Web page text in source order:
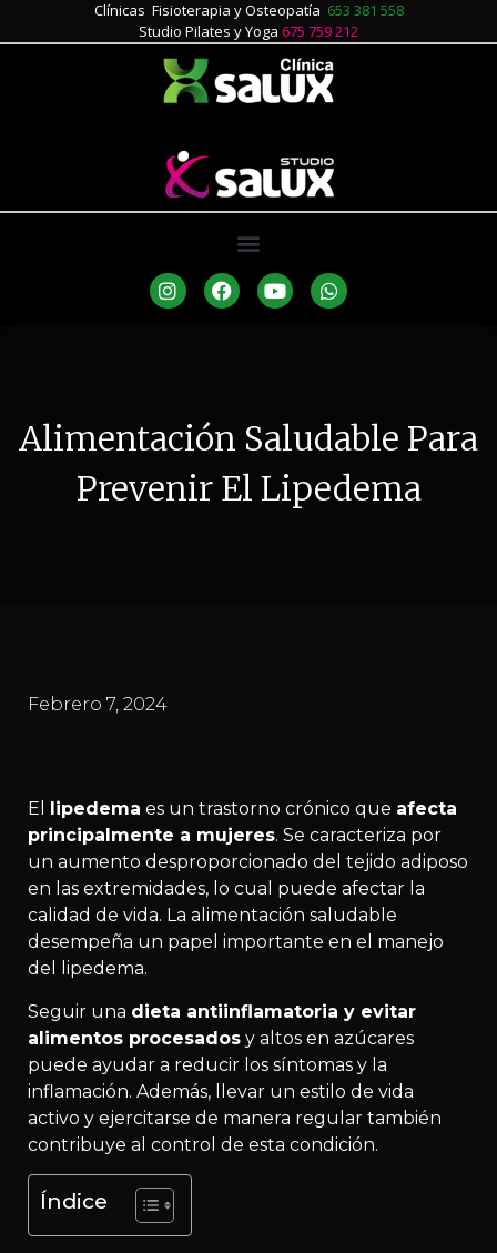
Clínicas Fisioterapia y Osteopatía 653 381 558
Studio Pilates y Yoga 675 759 212
Alimentación Saludable Para
Prevenir El Lipedema
Febrero 7, 2024
El lipedema es un trastorno crónico que afecta
principalmente a mujeres. Se caracteriza por
un aumento desproporcionado del tejido adiposo
en las extremidades, lo cual puede afectar la
calidad de vida. La alimentación saludable
desempeña un papel importante en el manejo
del lipedema.
Seguir una dieta antiinflamatoria y evitar
alimentos procesados y altos en azúcares
puede ayudar a reducir los síntomas y la
inflamación. Además, llevar un estilo de vida
activo y ejercitarse de manera regular también
contribuye al control de esta condición.
Índice